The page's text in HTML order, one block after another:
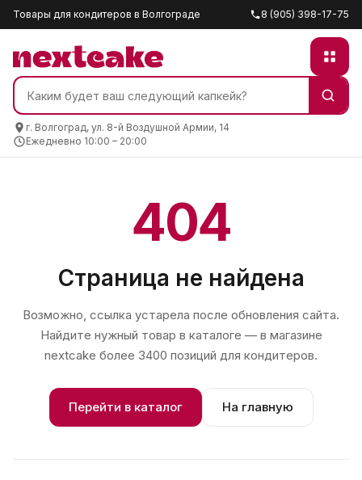
Товары для кондитеров в Волгограде 8 (905) 398-17-75
г. Волгоград, ул. 8-й Воздушной Армии, 14
Ежедневно 10:00 – 20:00
404
Страница не найдена
Возможно, ссылка устарела после обновления сайта.
Найдите нужный товар в каталоге — в магазине
nextcake более 3400 позиций для кондитеров.
Перейти в каталог На главную